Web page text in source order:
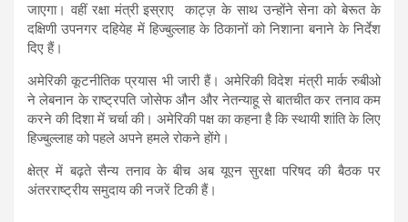
जाएगा। वहीं रक्षा मंत्रीइस्राए काट्ज़के साथ उन्होंने सेना को बेरूत के
दक्षिणी उपनगर दहियेह में हिज्बुल्लाह के ठिकानों को निशाना बनाने के निर्देश
दिए हैं।
अमेरिकी कूटनीतिक प्रयास भी जारी हैं। अमेरिकी विदेश मंत्रीमार्क रुबीओ
ने लेबनान के राष्ट्रपति जोसेफ औन और नेतन्याहू से बातचीत कर तनाव कम
करने की दिशा में चर्चा की। अमेरिकी पक्ष का कहना है कि स्थायी शांति के लिए
हिज्बुल्लाह को पहले अपने हमले रोकने होंगे।
क्षेत्र में बढ़ते सैन्य तनाव के बीच अब यूएन सुरक्षा परिषद की बैठक पर
अंतरराष्ट्रीय समुदाय की नजरें टिकी हैं।